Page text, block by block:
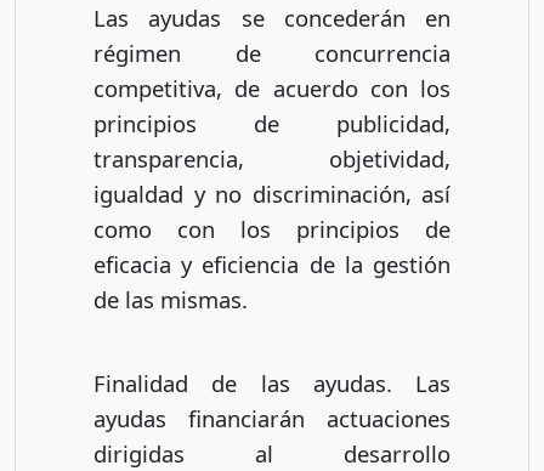
Las ayudas se concederán en
régimen de concurrencia
competitiva, de acuerdo con los
principios de publicidad,
transparencia, objetividad,
igualdad y no discriminación, así
como con los principios de
eficacia y eficiencia de la gestión
de las mismas.
Finalidad de las ayudas. Las
ayudas financiarán actuaciones
dirigidas al desarrollo